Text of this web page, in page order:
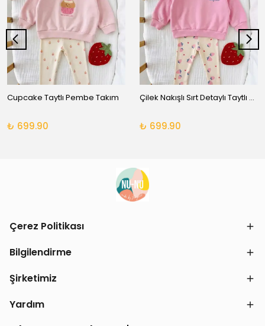
Cupcake Taytlı Pembe Takım
₺ 699.90
Çilek Nakışlı Sırt Detaylı Taytlı Takım
₺ 699.90
Çerez Politikası
Bilgilendirme
Şirketimiz
Yardım